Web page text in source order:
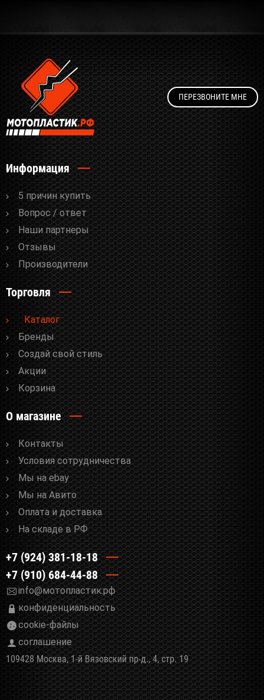
ПЕРЕЗВОНИТЕ МНЕ
Информация
5 причин купить
Вопрос / ответ
Наши партнеры
Отзывы
Производители
Торговля
Каталог
Бренды
Cоздай свой стиль
Акции
Корзина
О магазине
Контакты
Условия сотрудничества
Мы на ebay
Мы на Авито
Оплата и доставка
На складе в РФ
+7 (924) 381-18-18
+7 (910) 684-44-88
info@мотопластик.рф
конфиденциальность
cookie-файлы
соглашение
109428 Москва, 1-й Вязовский пр-д., 4, стр. 19